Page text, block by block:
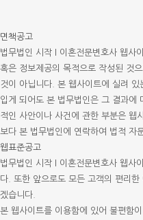
면책공고
법무법인 시작 l 이혼전문변호사 웹사
혹은 정보제공의 목적으로 작성된 것
것이 아닙니다.
본 웹사이트에 실려 있
입게 되어도 본 법무법인은 그 결과에
적인 사안이나 사건에 관한 부분은 웹
보다 본 법무법인에 연락하여 법적 자
웹표준공고
법무법인 시작 l 이혼전문변호사 웹사
다. 또한 앞으로도 모든 고객의 편리
겠습니다.
본 웹사이트를 이용함에 있어 불편함